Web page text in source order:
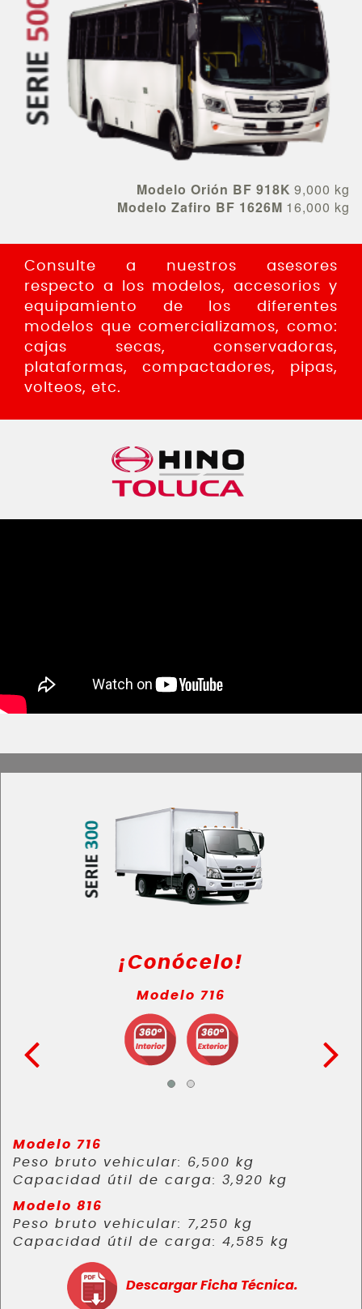
Modelo Orión BF 918K 9,000 kg
Modelo Zafiro BF 1626M 16,000 kg
Consulte a nuestros asesores
respecto a los modelos, accesorios y
equipamiento de los diferentes
modelos que comercializamos, como:
cajas secas, conservadoras,
plataformas, compactadores, pipas,
volteos, etc.
¡Conócelo!
Modelo 716
Modelo 716
Peso bruto vehicular: 6,500 kg
Capacidad útil de carga: 3,920 kg
Modelo 816
Peso bruto vehicular: 7,250 kg
Capacidad útil de carga: 4,585 kg
Descargar Ficha Técnica.